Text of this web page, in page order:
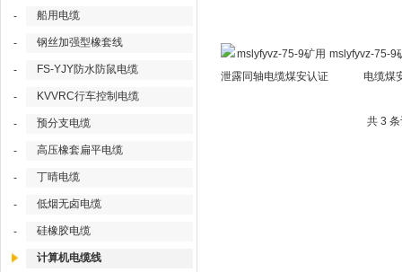
- 船用电缆
- 钢丝加强型橡套线
- FS-YJY防水防鼠电缆
- KVVRC行车控制电缆
- 预分支电缆
- 高压橡套扁平电缆
- 丁晴电缆
- 低烟无卤电缆
- 硅橡胶电缆
计算机电缆线
mslyfyvz-75-9
电缆煤
共 3